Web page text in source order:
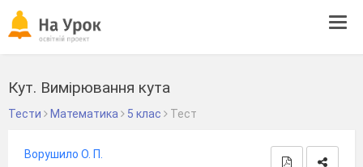
Кут. Вимірювання кута
Тести Математика 5 клас Тест
Ворушило О. П.